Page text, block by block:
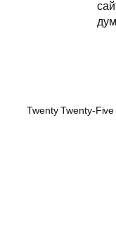
Twenty Twenty-Five